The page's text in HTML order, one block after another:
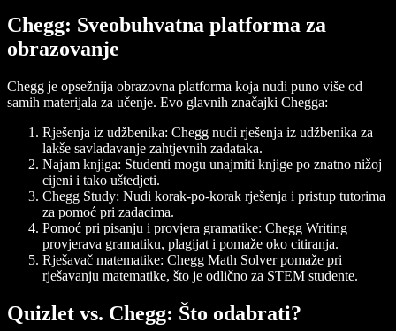
Chegg: Sveobuhvatna platforma za
obrazovanje
Chegg je opsežnija obrazovna platforma koja nudi puno više od
samih materijala za učenje. Evo glavnih značajki Chegga:
Rješenja iz udžbenika: Chegg nudi rješenja iz udžbenika za
lakše savladavanje zahtjevnih zadataka.
Najam knjiga: Studenti mogu unajmiti knjige po znatno nižoj
cijeni i tako uštedjeti.
Chegg Study: Nudi korak-po-korak rješenja i pristup tutorima
za pomoć pri zadacima.
Pomoć pri pisanju i provjera gramatike: Chegg Writing
provjerava gramatiku, plagijat i pomaže oko citiranja.
Rješavač matematike: Chegg Math Solver pomaže pri
rješavanju matematike, što je odlično za STEM studente.
Quizlet vs. Chegg: Što odabrati?